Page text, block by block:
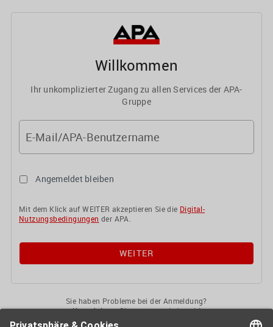
Willkommen
Ihr unkomplizierter Zugang zu allen Services der APA-
Gruppe
E-Mail/APA-Benutzername
Angemeldet bleiben
Mit dem Klick auf WEITER akzeptieren Sie die Digital-
Nutzungsbedingungen der APA.
Sie haben Probleme bei der Anmeldung?
KontaktierenSie uns gerne jederzeit!